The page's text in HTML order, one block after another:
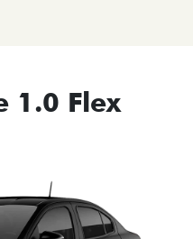
1.0 Flex